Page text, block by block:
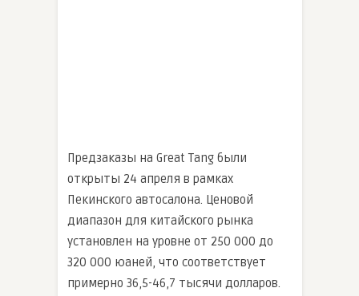
Предзаказы на Great Tang были
открыты 24 апреля в рамках
Пекинского автосалона. Ценовой
диапазон для китайского рынка
установлен на уровне от 250 000 до
320 000 юаней, что соответствует
примерно 36,5-46,7 тысячи долларов.